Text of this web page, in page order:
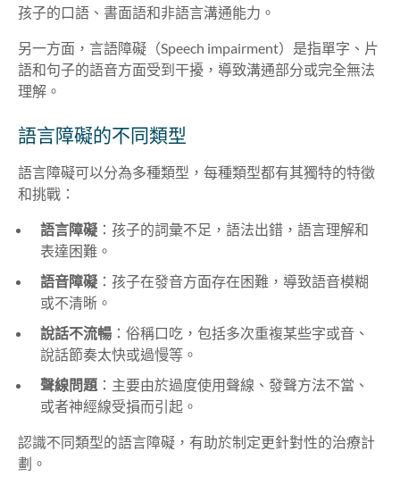
孩子的口語、書面語和非語言溝通能力。
另一方面，言語障礙（Speech impairment）是指單字、片
語和句子的語音方面受到干擾，導致溝通部分或完全無法
理解。
語言障礙的不同類型
語言障礙可以分為多種類型，每種類型都有其獨特的特徵
和挑戰：
語言障礙 ：孩子的詞彙不足，語法出錯，語言理解和
表達困難。
語音障礙 ：孩子在發音方面存在困難，導致語音模糊
或不清晰。
說話不流暢 ：俗稱口吃，包括多次重複某些字或音、
說話節奏太快或過慢等。
聲線問題 ：主要由於過度使用聲線、發聲方法不當、
或者神經線受損而引起。
認識不同類型的語言障礙，有助於制定更針對性的治療計
劃。